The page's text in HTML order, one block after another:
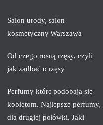
Salon urody, salon
kosmetyczny Warszawa
Od czego rosną rzęsy, czyli
jak zadbać o rzęsy
Perfumy które podobają się
kobietom. Najlepsze perfumy,
dla drugiej połówki. Jaki